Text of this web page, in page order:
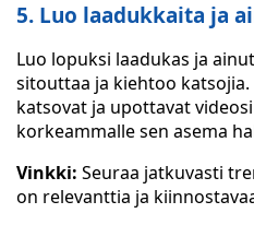
5. Luo laadukkaita ja
Luo lopuksi laadukas ja
sitouttaa ja kiehtoo
katsovat ja upottavat
korkeammalle sen asema
Vinkki: Seuraa jatkuvasti
on relevanttia ja